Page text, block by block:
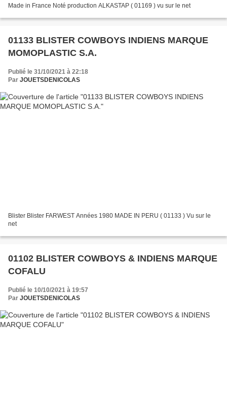
Made in France Noté production ALKASTAP ( 01169 ) vu sur le net
01133 BLISTER COWBOYS INDIENS MARQUE
MOMOPLASTIC S.A.
Publié le 31/10/2021 à 22:18
Par JOUETSDENICOLAS
Blister Blister FARWEST Années 1980 MADE IN PERU ( 01133 ) Vu sur le
net
01102 BLISTER COWBOYS & INDIENS MARQUE
COFALU
Publié le 10/10/2021 à 19:57
Par JOUETSDENICOLAS